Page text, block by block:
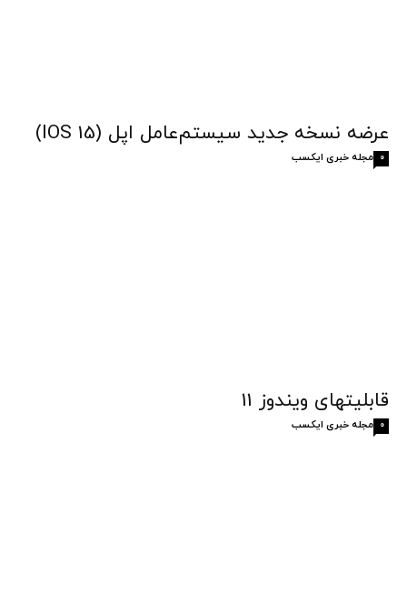
عرضه نسخه جدید سیستم‌عامل اپل (IOS 15)
مجله خبری ایکسب 0
قابلیتهای ویندوز 11
مجله خبری ایکسب 0